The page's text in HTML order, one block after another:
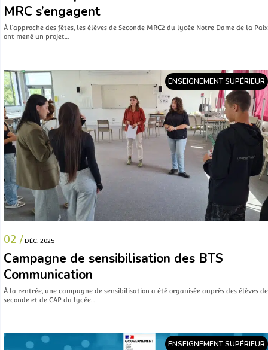
MRC s’engagent
À l’approche des fêtes, les élèves de Seconde MRC2 du lycée Notre Dame de la
ont mené un projet…
ENSEIGNEMENT SUPÉRIEUR
02 / DÉC. 2025
Campagne de sensibilisation des BTS
Communication
À la rentrée, une campagne de sensibilisation a été organisée auprès des élèves de
seconde et de CAP du lycée…
ENSEIGNEMENT SUPÉRIEUR